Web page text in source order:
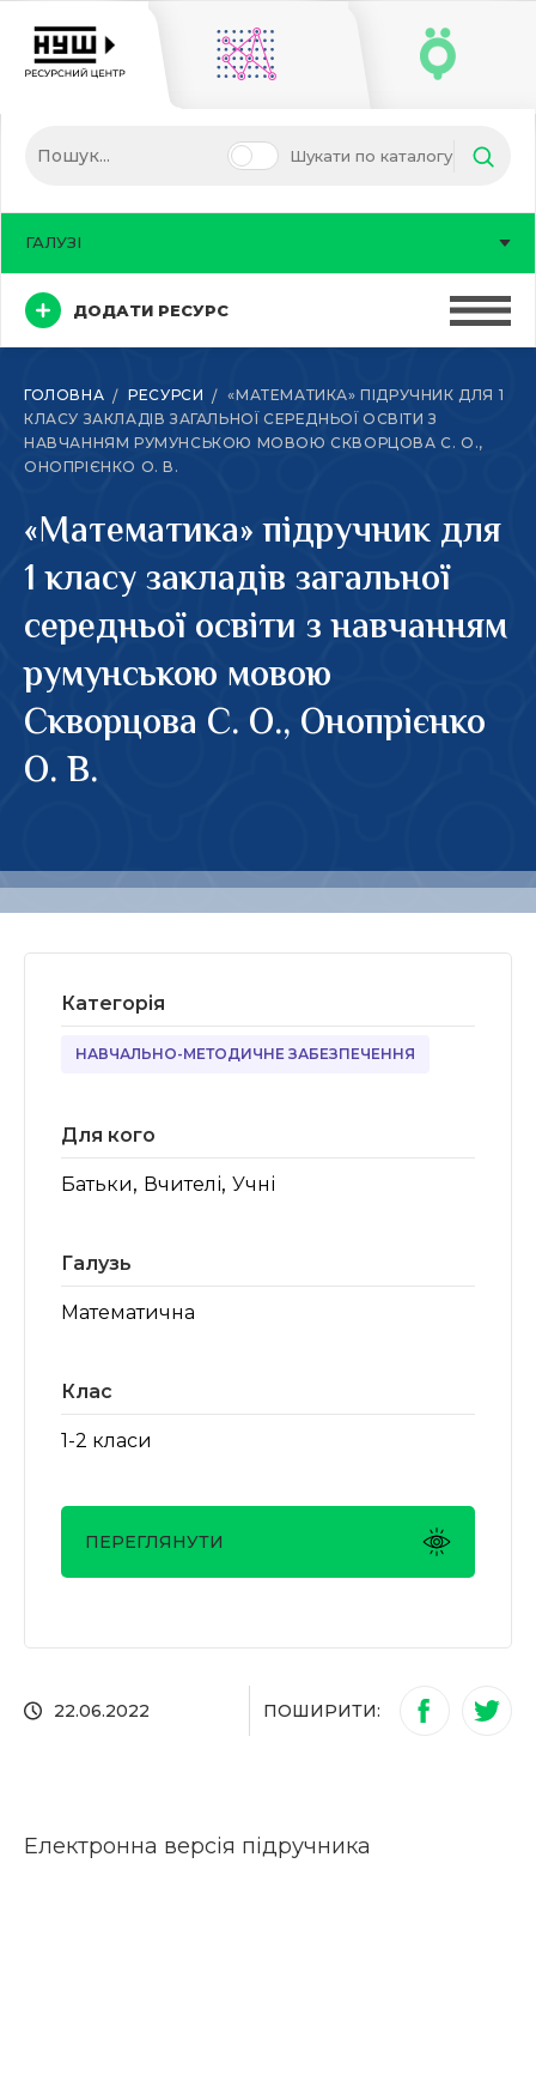
Шукати по каталогу
ДОДАТИ РЕСУРС
ГАЛУЗІ
ГОЛОВНА РЕСУРСИ
«МАТЕМАТИКА» ПІДРУЧНИК ДЛЯ 1
КЛАСУ ЗАКЛАДІВ ЗАГАЛЬНОЇ СЕРЕДНЬОЇ ОСВІТИ З
НАВЧАННЯМ РУМУНСЬКОЮ МОВОЮ СКВОРЦОВА С. О.,
ОНОПРІЄНКО О. В.
«Математика» підручник для
1 класу закладів загальної
середньої освіти з навчанням
румунською мовою
Скворцова С. О., Онопрієнко
О. В.
22.06.2022 ПОШИРИТИ:
Електронна версія підручника
Категорія
НАВЧАЛЬНО-МЕТОДИЧНЕ ЗАБЕЗПЕЧЕННЯ
Для кого
Батьки, Вчителі, Учні
Галузь
Математична
Клас
1-2 класи
ПЕРЕГЛЯНУТИ